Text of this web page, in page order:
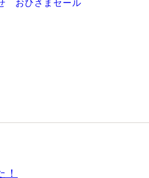
おひさまセール